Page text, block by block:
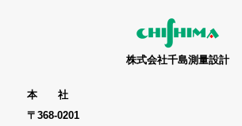
株式会社千島測量設計
本 社
〒368-0201